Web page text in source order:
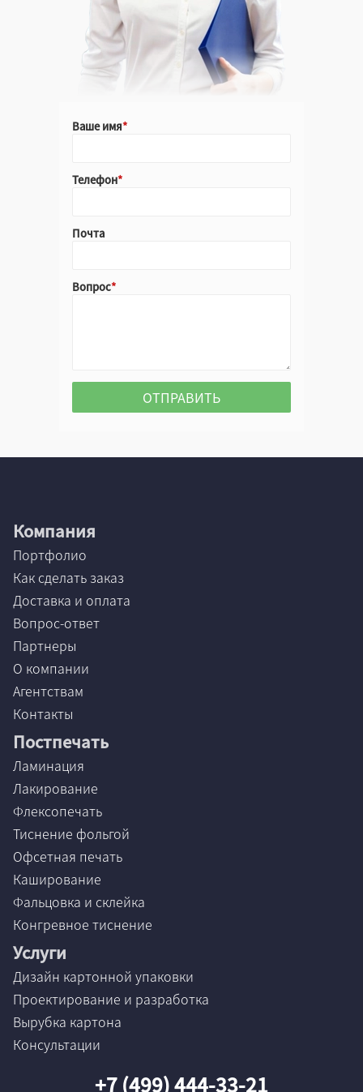
Ваше имя
Телефон
Почта
Вопрос
Компания
Портфолио
Как сделать заказ
Доставка и оплата
Вопрос-ответ
Партнеры
О компании
Агентствам
Контакты
Постпечать
Ламинация
Лакирование
Флексопечать
Тиснение фольгой
Офсетная печать
Каширование
Фальцовка и склейка
Конгревное тиснение
Услуги
Дизайн картонной упаковки
Проектирование и разработка
Вырубка картона
Консультации
+7 (499) 444-33-21